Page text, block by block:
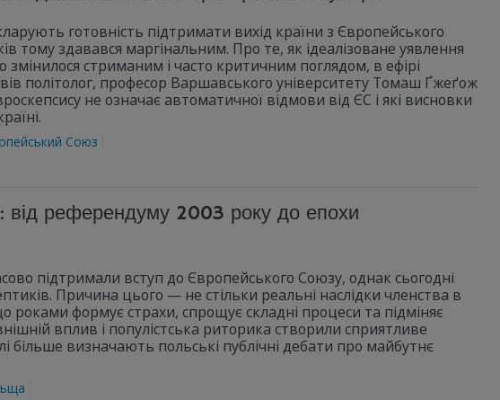
готовність підтримати вихід країни з Європейського
тому здавався маргінальним. Про те, як ідеалізоване уявлення
змінилося стриманим і часто критичним поглядом, в ефірі
політолог, професор Варшавського університету Томаш Ґжеґож
не означає автоматичної відмови від ЄС і які висновки
Союз
від референдуму 2003 року до епохи
підтримали вступ до Європейського Союзу, однак сьогодні
Причина цього — не стільки реальні наслідки членства в
роками формує страхи, спрощує складні процеси та підміняє
вплив і популістська риторика створили сприятливе
більше визначають польські публічні дебати про майбутнє